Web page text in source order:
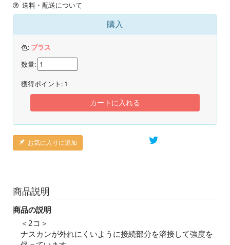
送料・配送について
購入
色: ブラス
数量:
獲得ポイント: 1
カートに入れる
お気に入りに追加
商品説明
商品の説明
＜2コ＞
ナスカンが外れにくいように接続部分を溶接して強度を